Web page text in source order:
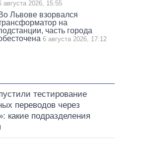
августа 2026, 15:55
Львове взорвался
на
часть города
6 августа 2026, 17:12
тестирование
переводов через
какие подразделения